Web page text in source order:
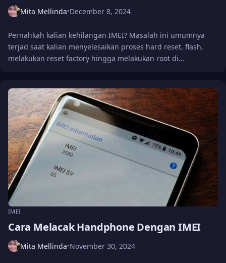
Mita Mellinda•December 8, 2024
Pernahkah kalian kehilangan IMEI? Masalah ini umumnya
terjad saat kalian menyelesaikan proses hard reset, flash,
melakukan reset factory hingga melakukan root di…
IMEI
Cara Melacak Handphone Dengan IMEI
Mita Mellinda•November 30, 2024